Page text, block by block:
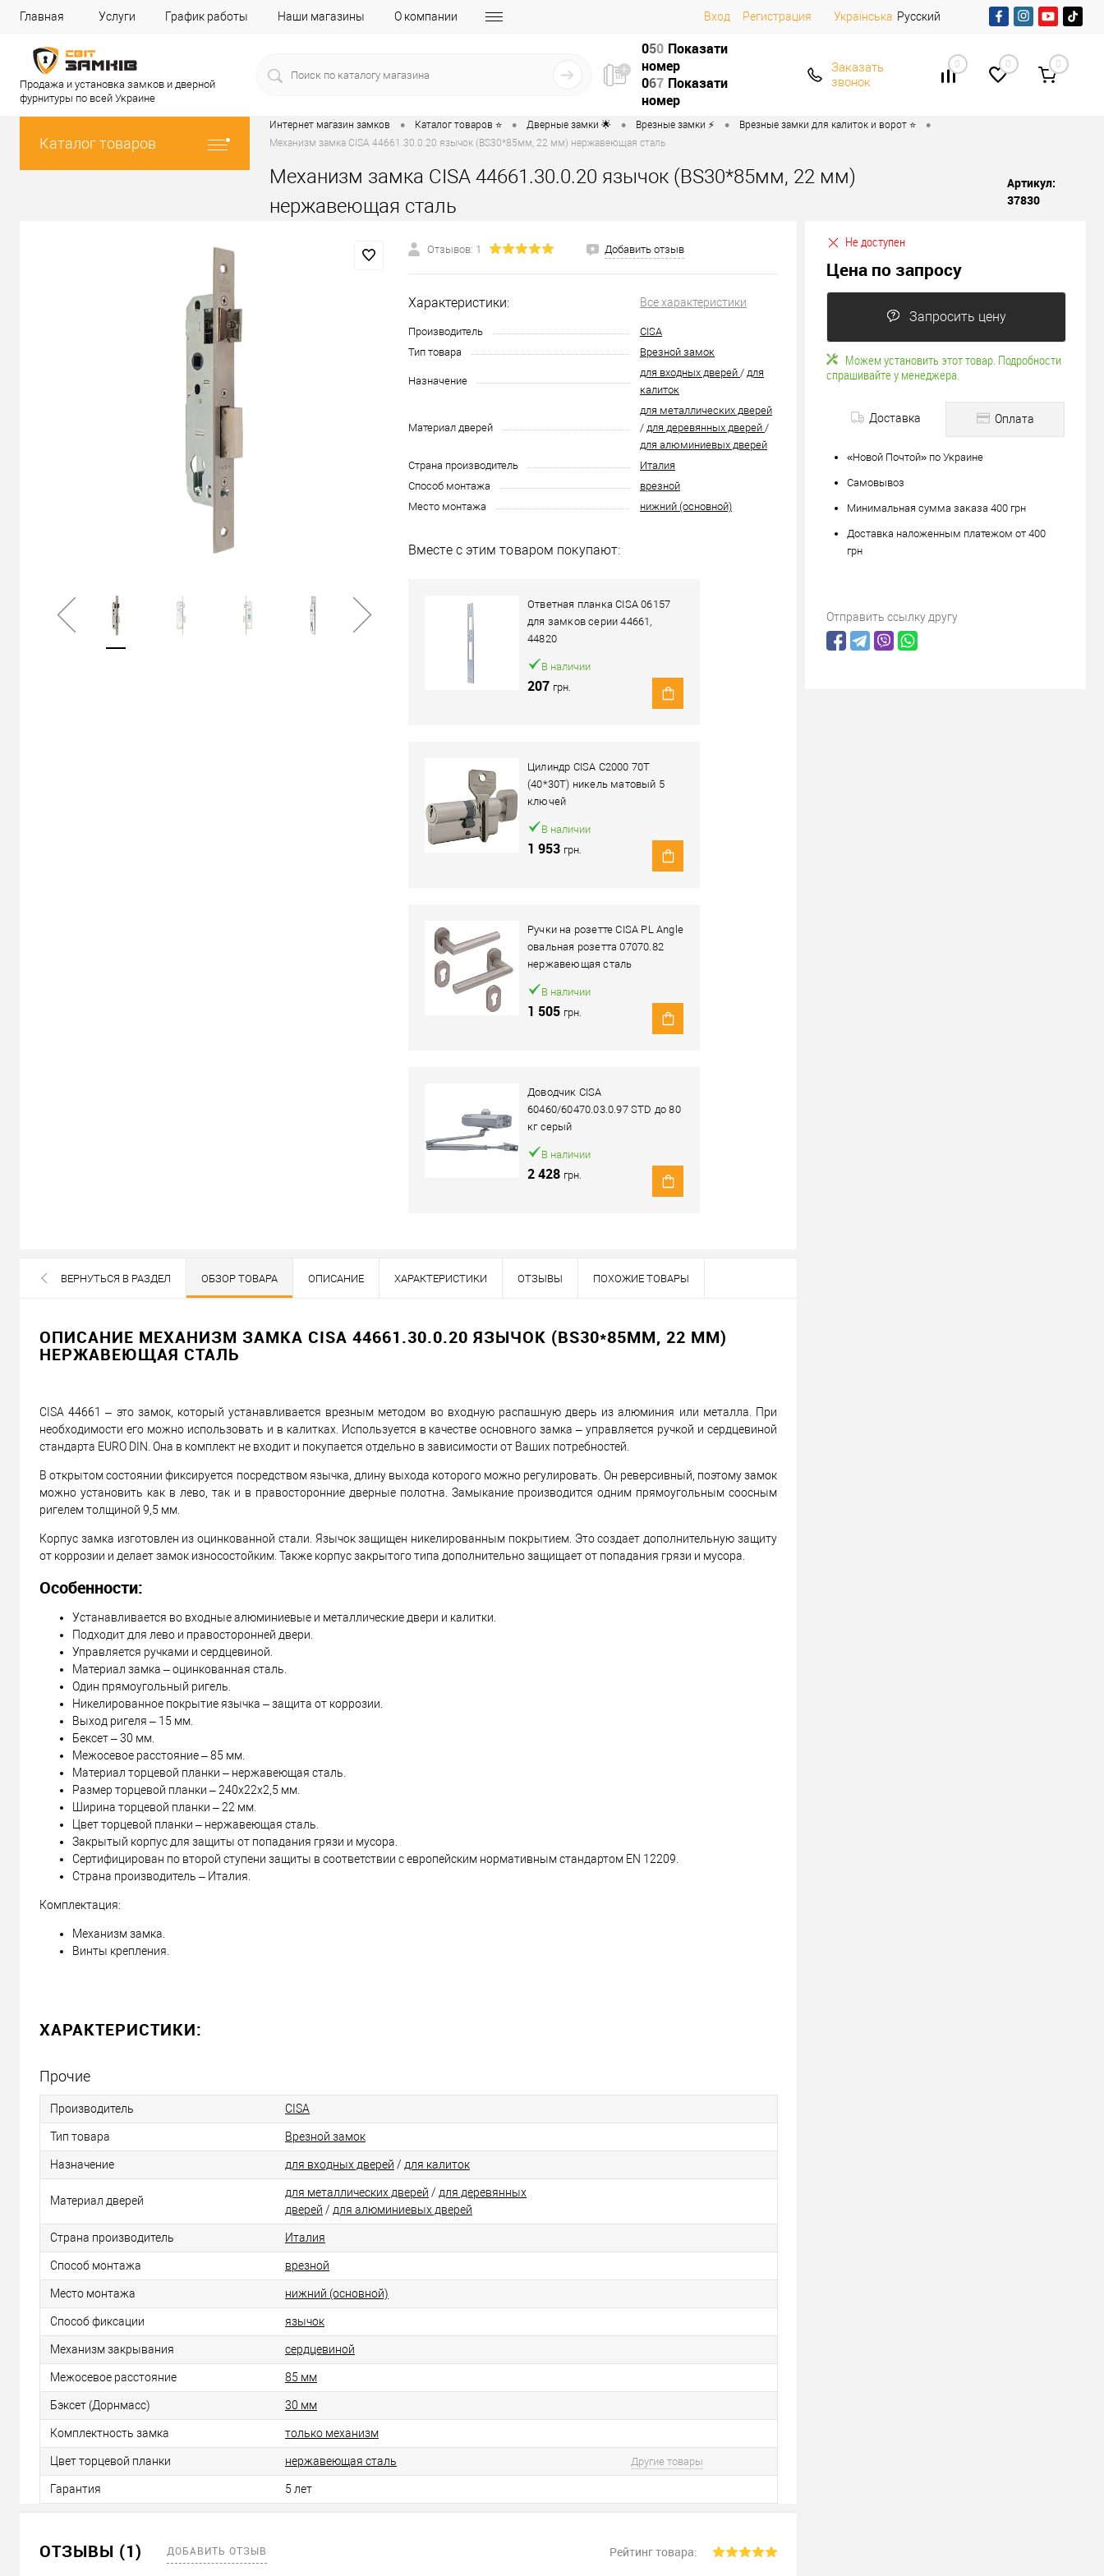
Главная Услуги График работы Наши магазины О компании Вход Регистрация Українська Русский
Продажа и установка замков и дверной
фурнитуры по всей Украине
050 Показати
номер
067 Показати
номер
Заказать
звонок
0 0 0
Каталог товаров
Интернет магазин замков • Каталог товаров ⭐ • Дверные замки 🌟 • Врезные замки ⚡️ • Врезные замки для калиток и ворот ⭐ •
Механизм замка CISA 44661.30.0.20 язычок (BS30*85мм, 22 мм) нержавеющая сталь
Механизм замка CISA 44661.30.0.20 язычок (BS30*85мм, 22 мм)
нержавеющая сталь
Артикул:
37830
Отзывов: 1 Добавить отзыв
Характеристики: Все характеристики
Производитель
CISA
Тип товара
Врезной замок
Назначение
для входных дверей / для
калиток
Материал дверей
для металлических дверей
/ для деревянных дверей /
для алюминиевых дверей
Страна производитель
Италия
Способ монтажа
врезной
Место монтажа
нижний (основной)
Вместе с этим товаром покупают:
Ответная планка CISA 06157
для замков серии 44661,
44820
В наличии
207 грн.
Цилиндр CISA C2000 70T
(40*30T) никель матовый 5
ключей
В наличии
1 953 грн.
Ручки на розетте CISA PL Angle
овальная розетта 07070.82
нержавеющая сталь
В наличии
1 505 грн.
Доводчик CISA
60460/60470.03.0.97 STD до 80
кг серый
В наличии
2 428 грн.
Не доступен
Цена по запросу
Запросить цену
Оплата
«Новой Почтой» по Украине
Самовывоз
Доставка наложенным платежом от 400 грн
Отправить ссылку другу
ВЕРНУТЬСЯ В РАЗДЕЛ ОБЗОР ТОВАРА ОПИСАНИЕ ХАРАКТЕРИСТИКИ ОТЗЫВЫ ПОХОЖИЕ ТОВАРЫ
ОПИСАНИЕ МЕХАНИЗМ ЗАМКА CISA 44661.30.0.20 ЯЗЫЧОК (BS30*85ММ, 22 ММ)
НЕРЖАВЕЮЩАЯ СТАЛЬ
CISA 44661 – это замок, который устанавливается врезным методом во входную распашную дверь из алюминия или металла. При
необходимости его можно использовать и в калитках. Используется в качестве основного замка – управляется ручкой и сердцевиной
стандарта EURO DIN. Она в комплект не входит и покупается отдельно в зависимости от Ваших потребностей.
В открытом состоянии фиксируется посредством язычка, длину выхода которого можно регулировать. Он реверсивный, поэтому замок
можно установить как в лево, так и в правосторонние дверные полотна. Замыкание производится одним прямоугольным соосным
ригелем толщиной 9,5 мм.
Корпус замка изготовлен из оцинкованной стали. Язычок защищен никелированным покрытием. Это создает дополнительную защиту
от коррозии и делает замок износостойким. Также корпус закрытого типа дополнительно защищает от попадания грязи и мусора.
Особенности:
Устанавливается во входные алюминиевые и металлические двери и калитки.
Подходит для лево и правосторонней двери.
Управляется ручками и сердцевиной.
Материал замка – оцинкованная сталь.
Один прямоугольный ригель.
Никелированное покрытие язычка – защита от коррозии.
Выход ригеля – 15 мм.
Бексет – 30 мм.
Межосевое расстояние – 85 мм.
Материал торцевой планки – нержавеющая сталь.
Размер торцевой планки – 240х22х2,5 мм.
Ширина торцевой планки – 22 мм.
Цвет торцевой планки – нержавеющая сталь.
Закрытый корпус для защиты от попадания грязи и мусора.
Сертифицирован по второй ступени защиты в соответствии с европейским нормативным стандартом EN 12209.
Страна производитель – Италия.
Комплектация:
Механизм замка.
Винты крепления.
ХАРАКТЕРИСТИКИ:
Прочие
Производитель CISA
Тип товара Врезной замок
Назначение для входных дверей / для калиток
Материал дверей
для металлических дверей / для деревянных
дверей / для алюминиевых дверей
Страна производитель Италия
Способ монтажа врезной
Место монтажа нижний (основной)
Способ фиксации язычок
Механизм закрывания сердцевиной
Межосевое расстояние 85 мм
Бэксет (Дорнмасс) 30 мм
Комплектность замка только механизм
Цвет торцевой планки нержавеющая сталь Другие товары
Гарантия 5 лет
ОТЗЫВЫ (1) ДОБАВИТЬ ОТЗЫВ Рейтинг товара:
Не доступен
Цена по запросу
Запросить цену
Можем установить этот товар. Подробности
спрашивайте у менеджера.
Доставка Оплата
«Новой Почтой» по Украине
Самовывоз
Минимальная сумма заказа 400 грн
Доставка наложенным платежом от 400
грн
Отправить ссылку другу